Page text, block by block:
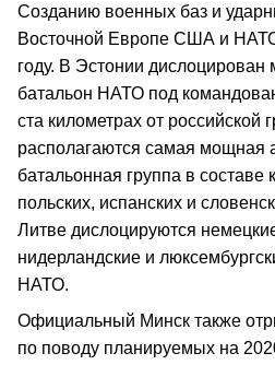
Созданию военных баз и
Восточной Европе США и
году. В Эстонии
батальон НАТО под
ста километрах от российской
располагаются самая мощная
батальонная группа в составе
польских, испанских и
Литве дислоцируются
нидерландские и
НАТО.
Официальный Минск также
по поводу планируемых на